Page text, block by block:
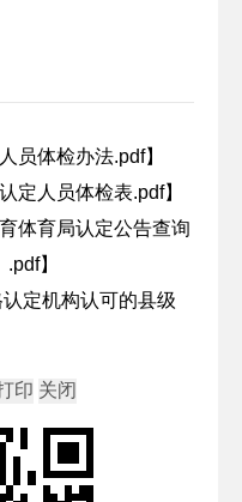
员体检办法.pdf】
定人员体检表.pdf】
体育局认定公告查询
.pdf】
定机构认可的县级